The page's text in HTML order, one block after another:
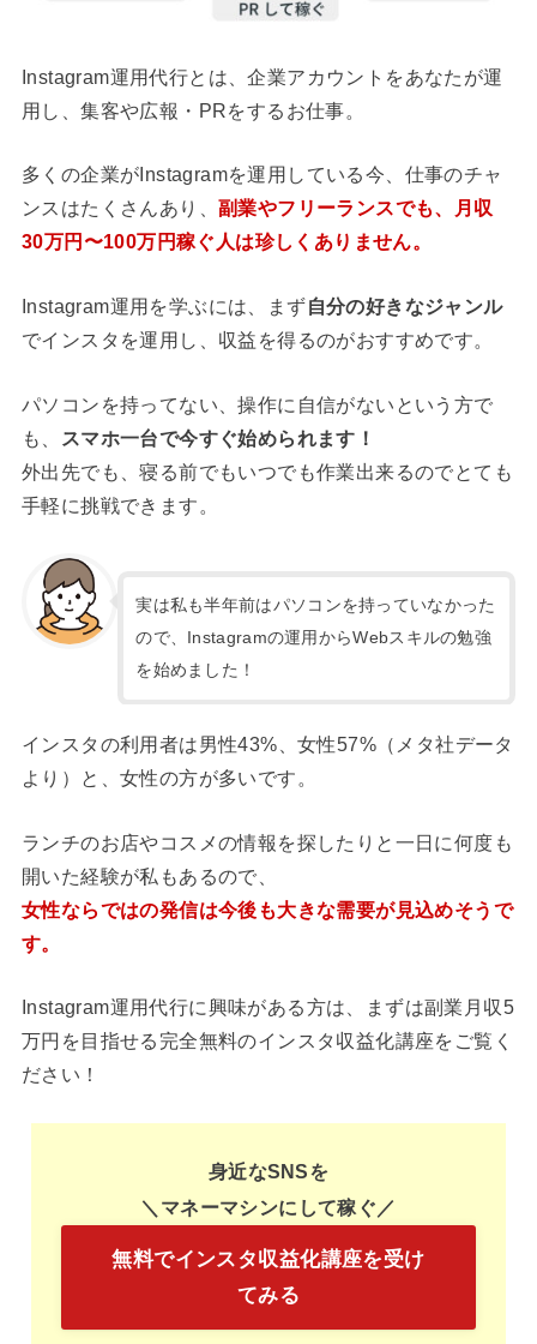
Instagram運用代行とは、企業アカウントをあなたが運
用し、集客や広報・PRをするお仕事。
多くの企業がInstagramを運用している今、仕事のチャ
ンスはたくさんあり、 副業やフリーランスでも、月収
30万円〜100万円稼ぐ人は珍しくありません。
Instagram運用を学ぶには、まず自分の好きなジャンル
でインスタを運用し、収益を得るのがおすすめです。
パソコンを持ってない、操作に自信がないという方で
も、
スマホ一台で今すぐ始められます！
外出先でも、寝る前でもいつでも作業出来るのでとても
手軽に挑戦できます。
実は私も半年前はパソコンを持っていなかった
ので、Instagramの運用からWebスキルの勉強
を始めました！
インスタの利用者は男性43%、女性57%（メタ社データ
より）と、女性の方が多いです。
ランチのお店やコスメの情報を探したりと一日に何度も
開いた経験が私もあるので、
女性ならではの発信は今後も大きな需要が見込めそうで
す。
Instagram運用代行に興味がある方は、まずは副業月収5
万円を目指せる完全無料のインスタ収益化講座をご覧く
ださい！
身近なSNSを
＼マネーマシンにして稼ぐ／
無料でインスタ収益化講座を受け
てみる